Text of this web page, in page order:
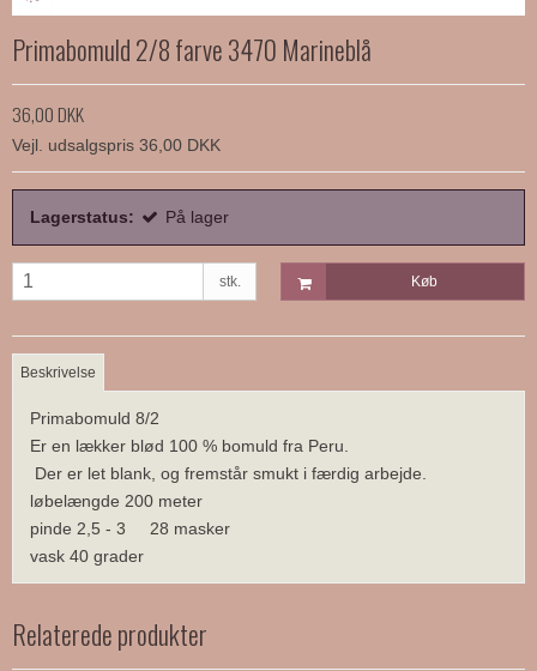
Primabomuld 2/8 farve 3470 Marineblå
36,00 DKK
Vejl. udsalgspris 36,00 DKK
Lagerstatus: På lager
stk. Køb
Beskrivelse
Primabomuld 8/2
Er en lækker blød 100 % bomuld fra Peru.
Der er let blank, og fremstår smukt i færdig arbejde.
løbelængde 200 meter
pinde 2,5 - 3 28 masker
vask 40 grader
Relaterede produkter